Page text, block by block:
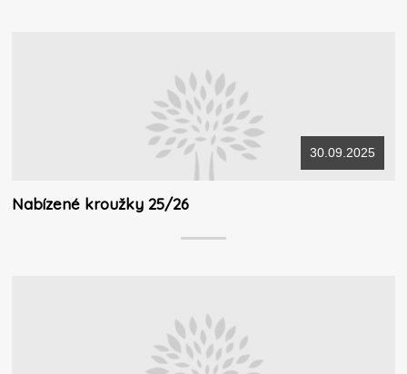
30.09.2025
Nabízené kroužky 25/26